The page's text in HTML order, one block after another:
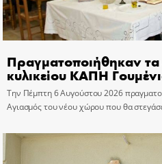
Πραγματοποιήθηκαν τα
κυλικείου ΚΑΠΗ
Την Πέμπτη 6 Αυγούστου 2026
Αγιασμός του νέου χώρου που θα